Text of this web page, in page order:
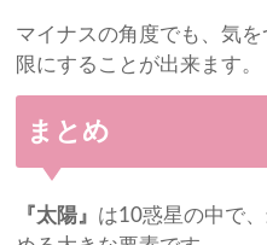
マイナスの角度でも、気
限にすることが出来ます。
まとめ
『太陽』 は10惑星の中で